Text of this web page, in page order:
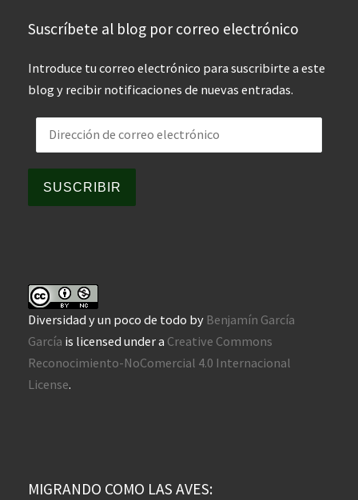
Suscríbete al blog por correo electrónico
Introduce tu correo electrónico para suscribirte a este
blog y recibir notificaciones de nuevas entradas.
Dirección de correo electrónico
SUSCRIBIR
Diversidad y un poco de todo by Benjamín García
García is licensed under a Creative Commons
Reconocimiento-NoComercial 4.0 Internacional
License.
MIGRANDO COMO LAS AVES: